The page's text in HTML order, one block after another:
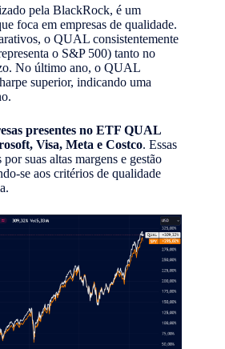
pela BlackRock, é um
foca em empresas de qualidade.
o QUAL consistentemente
o S&P 500) tanto no
No último ano, o QUAL
superior, indicando uma
presentes no ETF QUAL
Visa, Meta e Costco. Essas
suas altas margens e gestão
se aos critérios de qualidade